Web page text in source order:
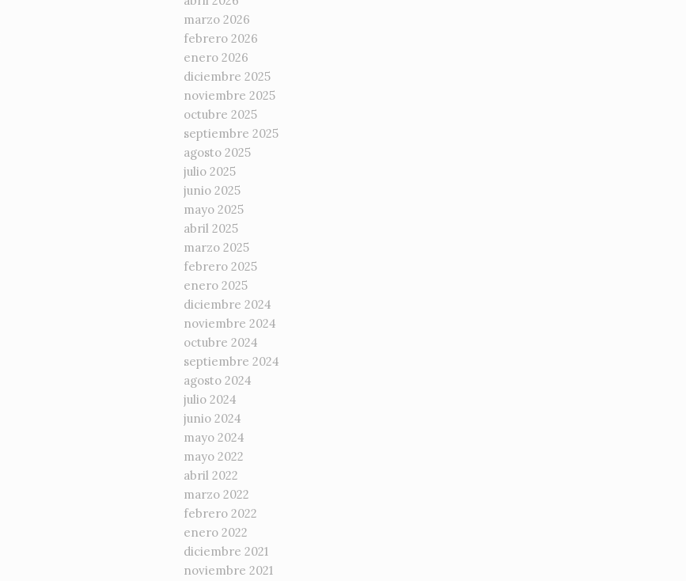
marzo 2026
febrero 2026
enero 2026
diciembre 2025
noviembre 2025
octubre 2025
septiembre 2025
agosto 2025
julio 2025
junio 2025
mayo 2025
abril 2025
marzo 2025
febrero 2025
enero 2025
diciembre 2024
noviembre 2024
octubre 2024
septiembre 2024
agosto 2024
julio 2024
junio 2024
mayo 2024
mayo 2022
abril 2022
marzo 2022
febrero 2022
enero 2022
diciembre 2021
noviembre 2021